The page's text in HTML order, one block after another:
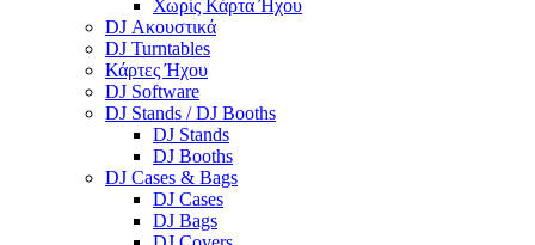
Χωρίς Κάρτα Ήχου
DJ Ακουστικά
DJ Turntables
Κάρτες Ήχου
DJ Software
DJ Stands / DJ Booths
DJ Stands
DJ Booths
DJ Cases & Bags
DJ Cases
DJ Bags